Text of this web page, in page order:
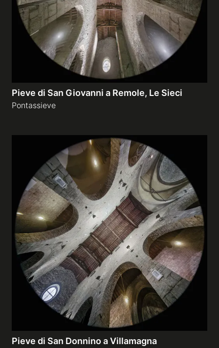
Pieve di San Giovanni a Remole, Le Sieci
Pontassieve
Pieve di San Donnino a Villamagna